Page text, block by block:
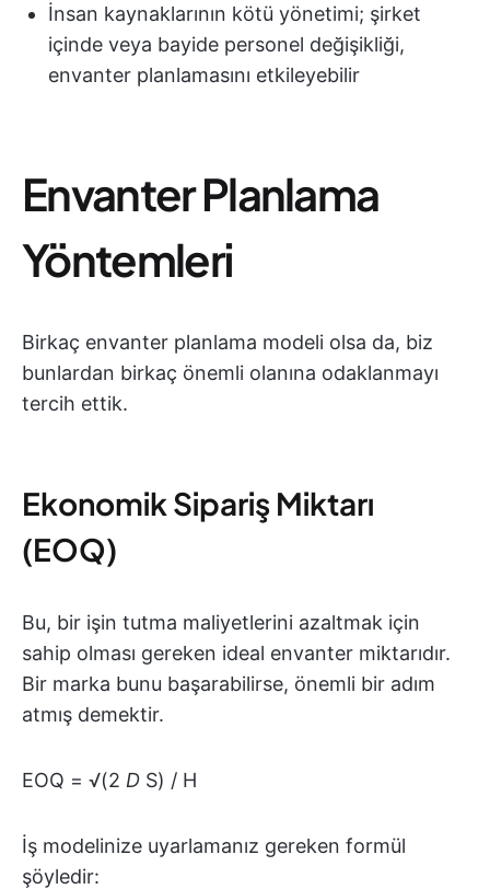
İnsan kaynaklarının kötü yönetimi; şirket
içinde veya bayide personel değişikliği,
envanter planlamasını etkileyebilir
Envanter Planlama
Yöntemleri
Birkaç envanter planlama modeli olsa da, biz
bunlardan birkaç önemli olanına odaklanmayı
tercih ettik.
Ekonomik Sipariş Miktarı
(EOQ)
Bu, bir işin tutma maliyetlerini azaltmak için
sahip olması gereken ideal envanter miktarıdır.
Bir marka bunu başarabilirse, önemli bir adım
atmış demektir.
EOQ = √(2 D S) / H
İş modelinize uyarlamanız gereken formül
şöyledir: